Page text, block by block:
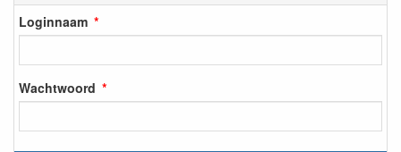
Loginnaam
Wachtwoord